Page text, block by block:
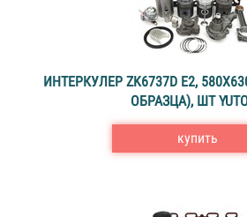
ИНТЕРКУЛЕР ZK6737D E2,
ОБРАЗЦА), ШТ
купить